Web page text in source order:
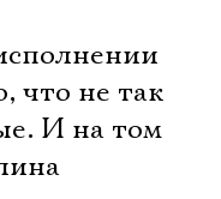
что не так
И на том